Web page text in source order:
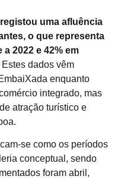
uma afluência
o que representa
2022 e 42% em
Estes dados vêm
enquanto
integrado, mas
atração turístico e
se como os períodos
conceptual, sendo
foram abril,